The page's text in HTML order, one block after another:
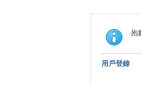
抱
用戶登錄